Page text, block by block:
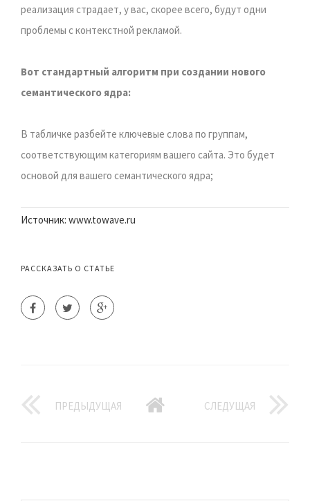
реализация страдает, у вас, скорее всего, будут одни
проблемы с контекстной рекламой.
Вот стандартный алгоритм при создании нового
семантического ядра:
В табличке разбейте ключевые слова по группам,
соответствующим категориям вашего сайта. Это будет
основой для вашего семантического ядра;
Источник: www.towave.ru
РАССКАЗАТЬ О СТАТЬЕ
ПРЕДЫДУЩАЯ СЛЕДУЩАЯ